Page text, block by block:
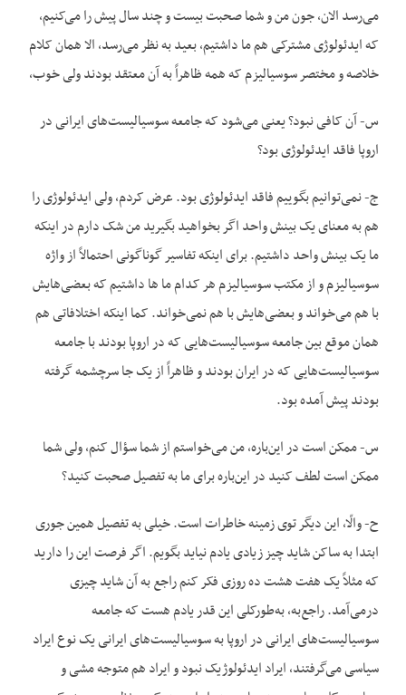
می‌رسد الان، جون من و شما صحبت بیست و چند سال پیش را می‌کنیم،
که ایدئولوژی مشترکی هم ما داشتیم، بعید به نظر می‌رسد، الا همان کلام
خلاصه و مختصر سوسیالیزم که همه ظاهراً به آن معتقد بودند ولی خوب،
س- آن کافی نبود؟ یعنی می‌شود که جامعه سوسیالیست‌های ایرانی در
اروپا فاقد ایدئولوژی بود؟
ج- نمی‌توانیم بگوییم فاقد ایدئولوژی بود. عرض کردم، ولی ایدئولوژی را
هم به معنای یک بینش واحد اگر بخواهید بگیرید من شک دارم در اینکه
ما یک بینش واحد داشتیم. برای اینکه تفاسیر گوناگونی احتمالاً از واژه
سوسیالیزم و از مکتب سوسیالیزم هر کدام ما ها داشتیم که بعضی‌هایش
با هم می‌خواند و بعضی‌هایش با هم نمی‌خواند. کما اینکه اختلافاتی هم
همان موقع بین جامعه سوسیالیست‌هایی که در اروپا بودند با جامعه
سوسیالیست‌هایی که در ایران بودند و ظاهراً از یک جا سرچشمه گرفته
بودند پیش آمده بود.
س- ممکن است در این‌باره، من می‌خواستم از شما سؤال کنم، ولی شما
ممکن است لطف کنید در این‌باره برای ما به تفصیل صحبت کنید؟
ح- والّا، این دیگر توی زمینه خاطرات است. خیلی به تفصیل همین جوری
ابتدا به ساکن شاید چیز زیادی یادم نیاید بگویم. اگر فرصت این را دارید
که مثلاً یک هفت هشت ده روزی فکر کنم راجع به آن شاید چیزی
درمی‌آمد. راجع‌به، به‌طورکلی این قدر یادم هست که جامعه
سوسیالیست‌های ایرانی در اروپا به سوسیالیست‌های ایرانی یک نوع ایراد
سیاسی می‌گرفتند، ایراد ایدئولوژیک نبود و ایراد هم متوجه مشی و